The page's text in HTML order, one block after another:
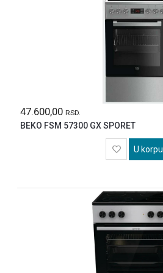
47.600,00 RSD.
BEKO FSM 57300 GX SPORET
U korpu